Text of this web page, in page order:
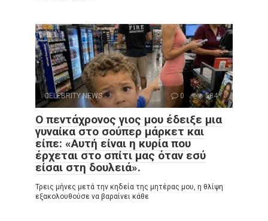
CELEBRITY NEWS 0 584
Ο πεντάχρονος γιος μου έδειξε μια
γυναίκα στο σούπερ μάρκετ και
είπε: «Αυτή είναι η κυρία που
έρχεται στο σπίτι μας όταν εσύ
είσαι στη δουλειά».
Τρεις μήνες μετά την κηδεία της μητέρας μου, η θλίψη
εξακολουθούσε να βαραίνει κάθε